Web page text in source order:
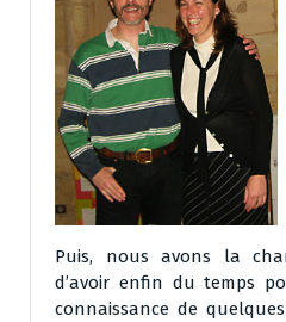
Puis, nous avons la
d’avoir enfin du temps
connaissance de